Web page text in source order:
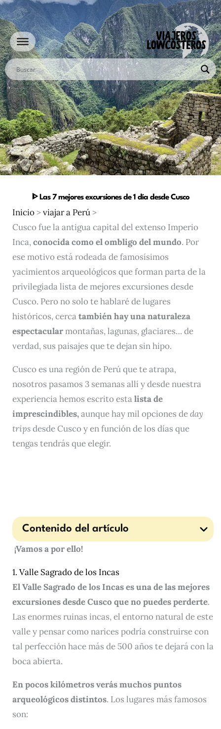
Ir
al
contenido
ᐈ Las 7 mejores excursiones de 1 día desde Cusco
Inicio>viajar a Perú>
Cusco fue la antigua capital del extenso Imperio
Inca,conocida como el ombligo del mundo. Por
ese motivo está rodeada de famosísimos
yacimientos arqueológicos que forman parta de la
privilegiada lista de mejores excursiones desde
Cusco. Pero no solo te hablaré de lugares
históricos, cercatambién hay una naturaleza
espectacularmontañas, lagunas, glaciares… de
verdad, sus paisajes que te dejan sin hipo.
Cusco es una región de Perú que te atrapa,
nosotros pasamos 3 semanas allí y desde nuestra
experiencia hemos escrito estalista de
imprescindibles,aunque hay mil opciones deday
tripsdesde Cusco y en función de los días que
tengas tendrás que elegir.
Contenido del artículo
¡Vamos a por ello!
1. Valle Sagrado de los Incas
El Valle Sagrado de los Incas es una de las mejores
excursiones desde Cusco que no puedes perderte.
Las enormes ruinas incas, el entorno natural de este
valle y pensar como narices podría construirse con
tal perfección hace más de 500 años te dejará con la
boca abierta.
En pocos kilómetros verás muchos puntos
arqueológicos distintos. Los lugares más famosos
son: